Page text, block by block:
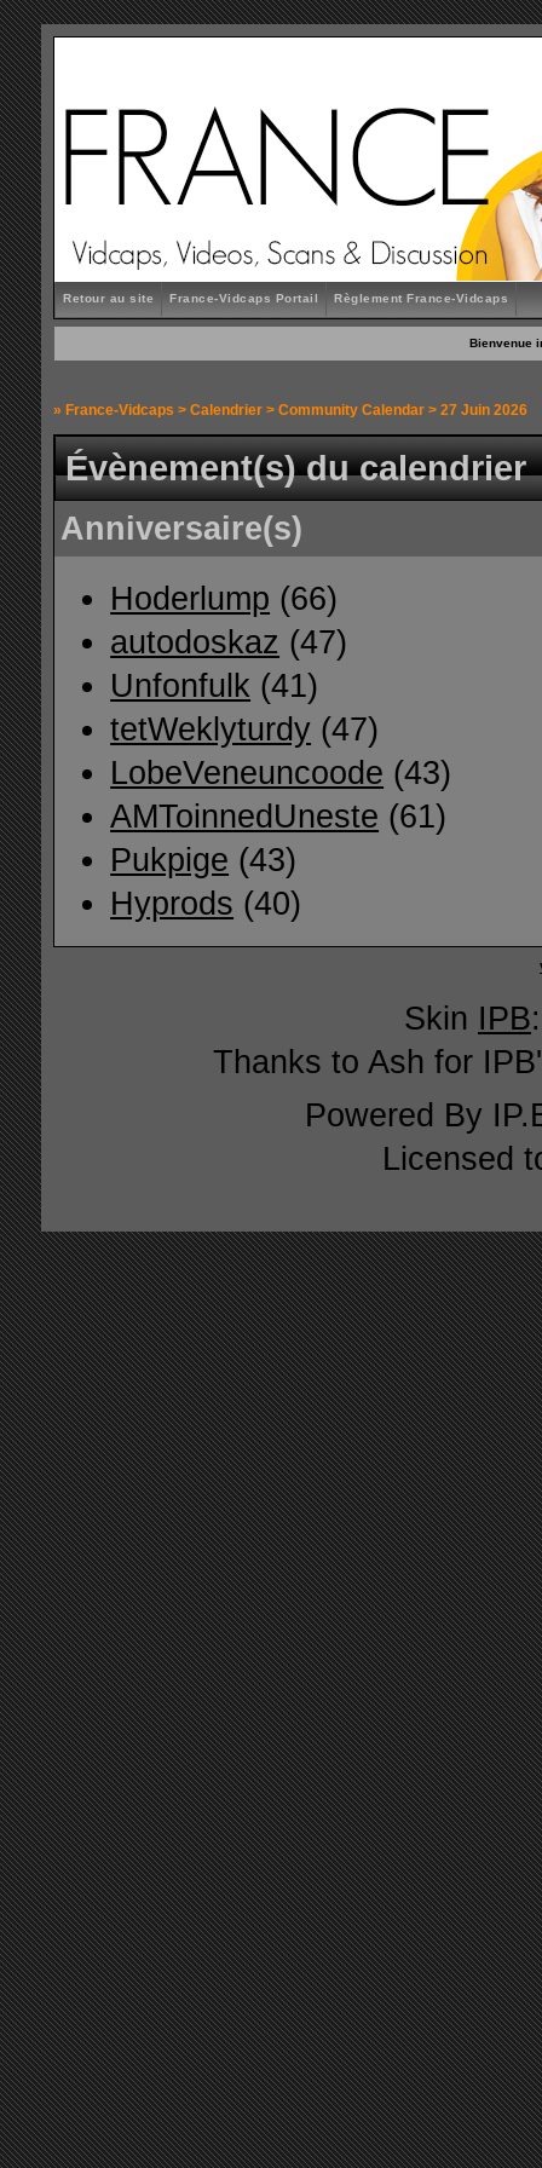
Retour au site France-Vidcaps Portail Règlement France-Vidcaps
Bienvenue
» France-Vidcaps >Calendrier >Community Calendar > 27 Juin 2026
Évènement(s) du calendrier
Anniversaire(s)
Hoderlump (66)
autodoskaz (47)
Unfonfulk (41)
tetWeklyturdy (47)
LobeVeneuncoode (43)
AMToinnedUneste (61)
Pukpige (43)
Hyprods (40)
Skin IPB
Thanks to Ash for
Powered By
Licensed